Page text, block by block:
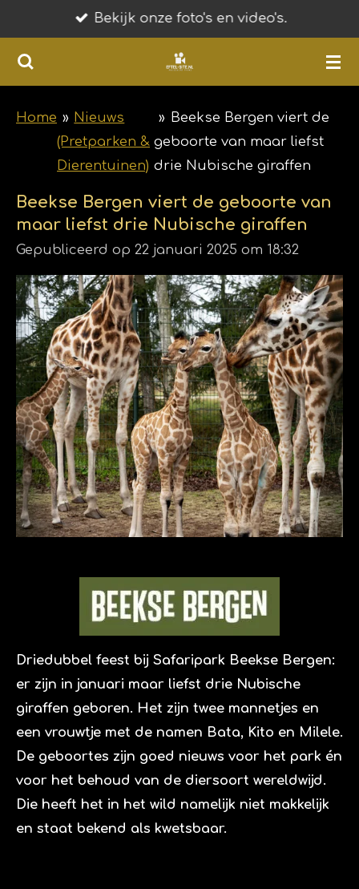
direct
naar
de
hoofdinhoud
Bekijk onze foto's en video's.
Home » Nieuws
(Pretparken &
Dierentuinen)
» Beekse Bergen viert de
geboorte van maar liefst
drie Nubische giraffen
Beekse Bergen viert de geboorte van
maar liefst drie Nubische giraffen
Gepubliceerd op 22 januari 2025 om 18:32
Driedubbel feest bij Safaripark Beekse Bergen:
er zijn in januari maar liefst drie Nubische
giraffen geboren. Het zijn twee mannetjes en
een vrouwtje met de namen Bata, Kito en Milele.
De geboortes zijn goed nieuws voor het park én
voor het behoud van de diersoort wereldwijd.
Die heeft het in het wild namelijk niet makkelijk
en staat bekend als kwetsbaar.